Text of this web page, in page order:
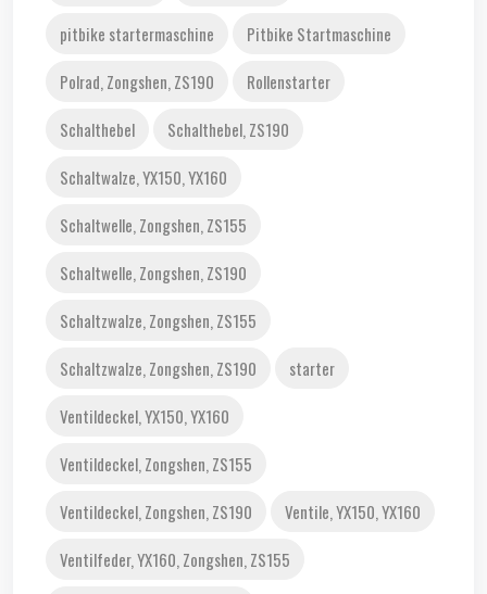
pitbike startermaschine
Pitbike Startmaschine
Polrad, Zongshen, ZS190
Rollenstarter
Schalthebel
Schalthebel, ZS190
Schaltwalze, YX150, YX160
Schaltwelle, Zongshen, ZS155
Schaltwelle, Zongshen, ZS190
Schaltzwalze, Zongshen, ZS155
Schaltzwalze, Zongshen, ZS190
starter
Ventildeckel, YX150, YX160
Ventildeckel, Zongshen, ZS155
Ventildeckel, Zongshen, ZS190
Ventile, YX150, YX160
Ventilfeder, YX160, Zongshen, ZS155